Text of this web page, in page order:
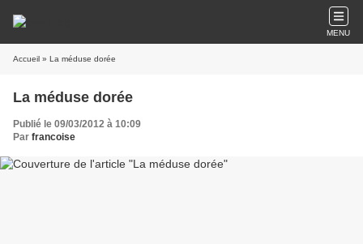
MENU
Accueil » La méduse dorée
La méduse dorée
Publié le 09/03/2012 à 10:09
Par francoise